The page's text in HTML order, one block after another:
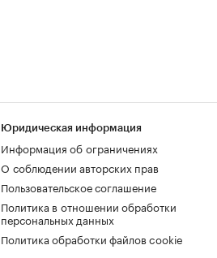
Юридическая информация
Информация об ограничениях
О соблюдении авторских прав
Пользовательское соглашение
Политика в отношении обработки
персональных данных
Политика обработки файлов cookie